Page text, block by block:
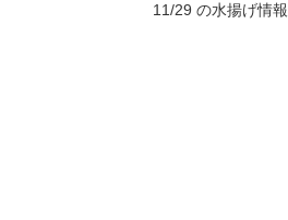
11/29 の水揚げ情報